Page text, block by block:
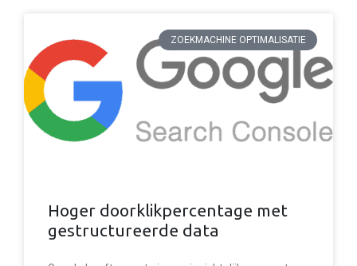
ZOEKMACHINE OPTIMALISATIE
Hoger doorklikpercentage met
gestructureerde data